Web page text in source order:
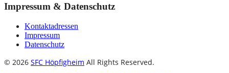
Impressum & Datenschutz
Kontaktadressen
Impressum
Datenschutz
© 2026 SFC Höpfigheim All Rights Reserved.